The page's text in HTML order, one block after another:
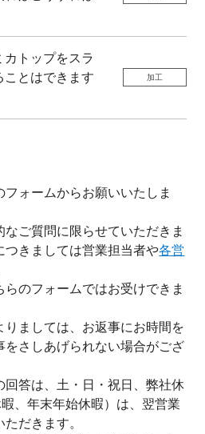
カトップをスラ
ことはできます
加工
ォームからお願いいたしま
ご質問に限らせていただきま
つきましては営業担当者や各営
のフォームではお受けできま
ましては、お返事にお時間を
をさしあげられない場合がござ
回答は、土・日・祝日、弊社休
、年末年始休暇）は、翌営業
だきます。